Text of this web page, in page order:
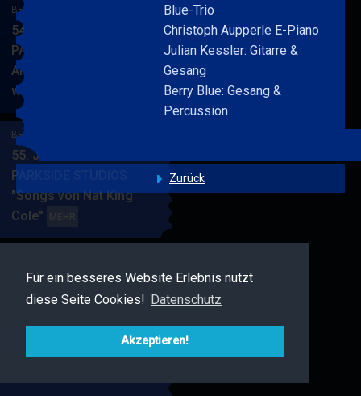
Für ein besseres Website Erlebnis nutzt
diese Seite Cookies! Datenschutz
Akzeptieren!
BERRY BLUE & BAND
54. JAZZ Matinee in den
PARKSIDE STUDIOS
American Songbook
wunderbare Musik
BERRY
BLUE
BERRY BLUE & BAND
55. JAZZ Matinee in den
PARKSIDE STUDIOS
"Songs von Nat King
Cole"
MEHR
BAND
BERRY BLUE & FRIENDS
Live Jazz im MAMPF
&
Blue-Trio
Christoph Aupperle E-Piano
Julian Kessler: Gitarre &
Gesang
Berry Blue: Gesang &
Percussion
Zurück